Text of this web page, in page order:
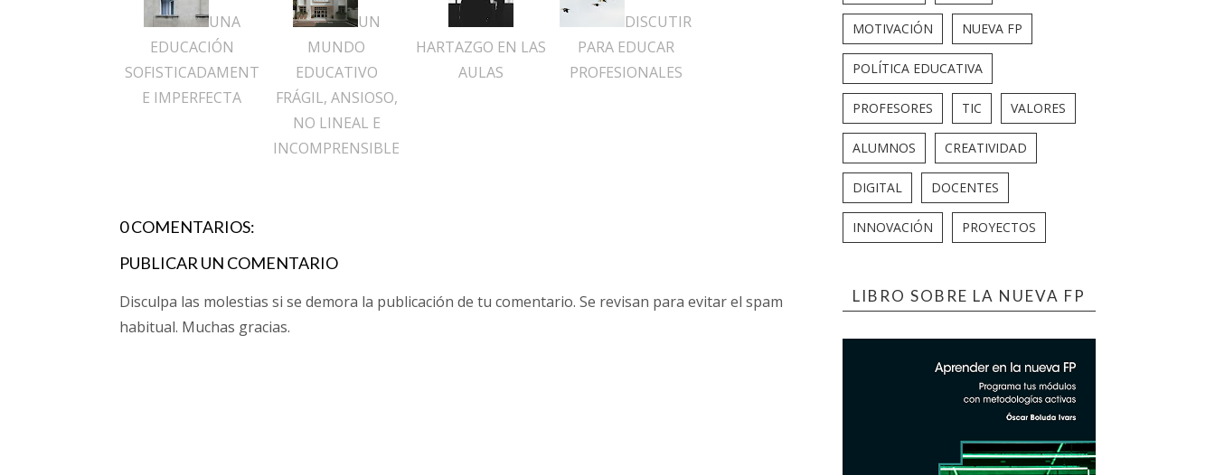
UNA
EDUCACIÓN
SOFISTICADAMENT
E IMPERFECTA
UN
MUNDO
EDUCATIVO
FRÁGIL, ANSIOSO,
NO LINEAL E
INCOMPRENSIBLE
HARTAZGO EN LAS
AULAS
DISCUTIR
PARA EDUCAR
PROFESIONALES
0 COMENTARIOS:
PUBLICAR UN COMENTARIO
Disculpa las molestias si se demora la publicación de tu comentario. Se revisan para evitar el spam
habitual. Muchas gracias.
MOTIVACIÓN NUEVA FP
POLÍTICA EDUCATIVA
PROFESORES TIC VALORES
ALUMNOS CREATIVIDAD
DIGITAL DOCENTES
INNOVACIÓN PROYECTOS
LIBRO SOBRE LA NUEVA FP